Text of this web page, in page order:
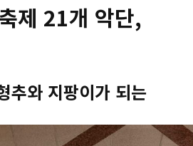
제 21개 악단,
추와 지팡이가 되는